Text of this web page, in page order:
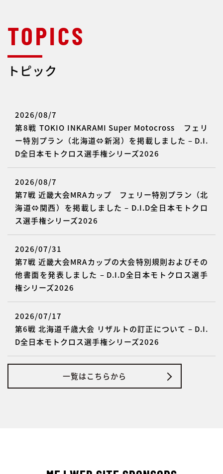
トピック
2026/08/7
第8戦 TOKIO INKARAMI Super Motocross フェリ
ー特別プラン（北海道⇔新潟）を掲載しました – D.I.
D全日本モトクロス選手権シリーズ2026
2026/08/7
第7戦 近畿大会MRAカップ フェリー特別プラン（北
海道⇔関西）を掲載しました – D.I.D全日本モトクロ
ス選手権シリーズ2026
2026/07/31
第7戦 近畿大会MRAカップの大会特別規則およびその
他書面を発表しました – D.I.D全日本モトクロス選手
権シリーズ2026
2026/07/17
第6戦 北海道千歳大会 リザルトの訂正について – D.I.
D全日本モトクロス選手権シリーズ2026
一覧はこちらから